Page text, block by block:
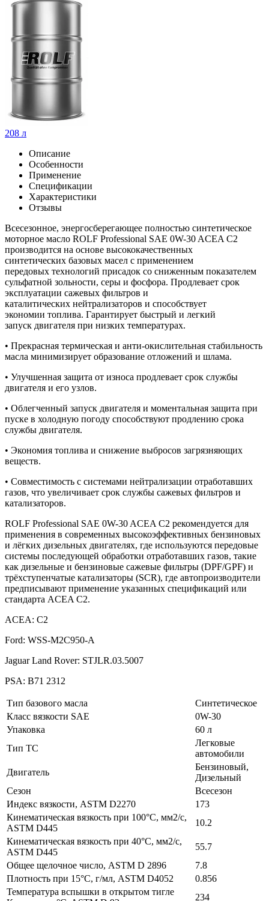
208 л
Описание
Особенности
Применение
Спецификации
Характеристики
Отзывы
Всесезонное, энергосберегающее полностью синтетическое
моторное масло ROLF Professional SAE 0W-30 ACEA C2
производится на основе высококачественных
синтетических базовых масел с применением
передовых технологий присадок со сниженным показателем
сульфатной зольности, серы и фосфора. Продлевает срок
эксплуатации сажевых фильтров и
каталитических нейтрализаторов и способствует
экономии топлива. Гарантирует быстрый и легкий
запуск двигателя при низких температурах.
• Прекрасная термическая и анти-окислительная стабильность
масла минимизирует образование отложений и шлама.
• Улучшенная защита от износа продлевает срок службы
двигателя и его узлов.
• Облегченный запуск двигателя и моментальная защита при
пуске в холодную погоду способствуют продлению срока
службы двигателя.
• Экономия топлива и снижение выбросов загрязняющих
веществ.
• Совместимость с системами нейтрализации отработавших
газов, что увеличивает срок службы сажевых фильтров и
катализаторов.
ROLF Professional SAE 0W-30 ACEA C2 рекомендуется для
применения в современных высокоэффективных бензиновых
и лёгких дизельных двигателях, где используются передовые
системы последующей обработки отработавших газов, такие
как дизельные и бензиновые сажевые фильтры (DPF/GPF) и
трёхступенчатые катализаторы (SCR), где автопроизводители
предписывают применение указанных спецификаций или
стандарта ACEA C2.
ACEA: C2
Ford: WSS-M2C950-A
Jaguar Land Rover: STJLR.03.5007
PSA: B71 2312
Тип базового масла
Синтетическое
Класс вязкости SAE
0W-30
Упаковка
60 л
Тип ТС
Легковые
автомобили
Двигатель
Бензиновый,
Дизельный
Сезон
Всесезон
Индекс вязкости, ASTM D2270
173
Кинематическая вязкость при 100°C, мм2/с,
ASTM D445
10.2
Кинематическая вязкость при 40°C, мм2/с,
ASTM D445
55.7
Общее щелочное число, ASTM D 2896
7.8
Плотность при 15°C, г/мл, ASTM D4052
0.856
Температура вспышки в открытом тигле
234